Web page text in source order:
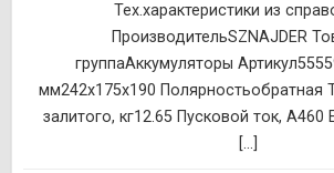
Тех.характеристики из
ПроизводительSZNAJDER
группаАккумуляторы
мм242x175x190 Полярностьобратная
залитого, кг12.65 Пусковой ток,
[...]